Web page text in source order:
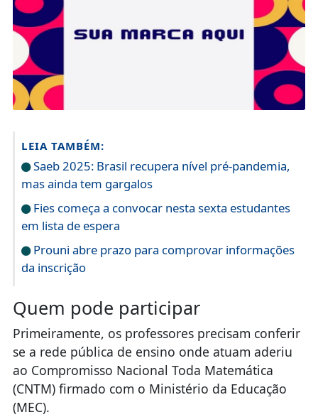
LEIA TAMBÉM:
Saeb 2025: Brasil recupera nível pré-pandemia,
mas ainda tem gargalos
Fies começa a convocar nesta sexta estudantes
em lista de espera
Prouni abre prazo para comprovar informações
da inscrição
Quem pode participar
Primeiramente, os professores precisam conferir
se a rede pública de ensino onde atuam aderiu
ao Compromisso Nacional Toda Matemática
(CNTM) firmado com o Ministério da Educação
(MEC).